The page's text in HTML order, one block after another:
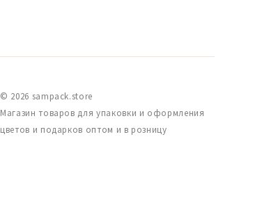
© 2026 sampack.store
Магазин товаров для упаковки и оформления
цветов и подарков оптом и в розницу